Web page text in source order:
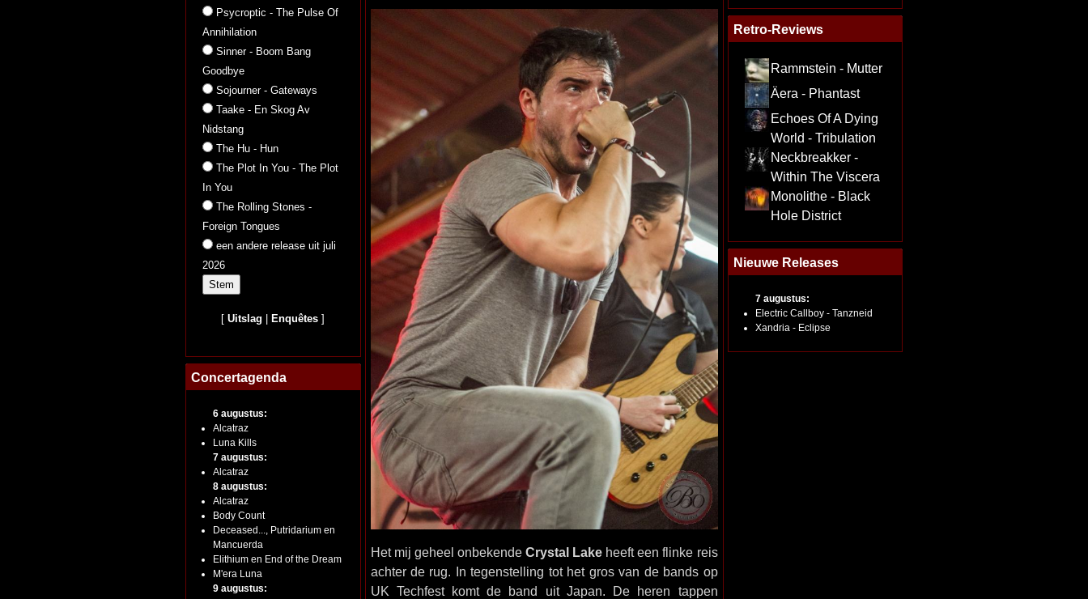
Psycroptic - The Pulse Of
Annihilation
Sinner - Boom Bang
Goodbye
Sojourner - Gateways
Taake - En Skog Av
Nidstang
The Hu - Hun
The Plot In You - The Plot
In You
The Rolling Stones -
Foreign Tongues
een andere release uit juli
2026
[Uitslag Enquêtes ]
Concertagenda
6 augustus:
Alcatraz
Luna Kills
7 augustus:
Alcatraz
8 augustus:
Alcatraz
Body Count
Deceased..., Putridarium en
Mancuerda
Elithium en End of the Dream
M'era Luna
9 augustus:
Het mij geheel onbekende Crystal Lake heeft een flinke reis
achter de rug. In tegenstelling tot het gros van de bands op
UK Techfest komt de band uit Japan. De heren tappen
Retro-Reviews
Rammstein - Mutter
Äera - Phantast
Echoes Of A Dying
World - Tribulation
Neckbreakker -
Within The Viscera
Monolithe - Black
Hole District
Nieuwe Releases
7 augustus:
Electric Callboy - Tanzneid
Xandria - Eclipse